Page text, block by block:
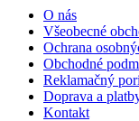
O nás
Všeobecné
Ochrana
Obchodné
Reklamačný
Doprava a
Kontakt